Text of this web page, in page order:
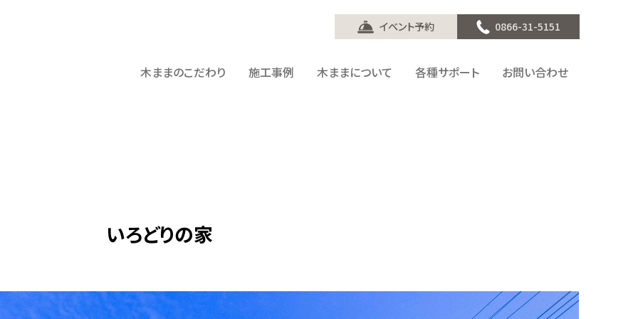
イベント予約 0866-31-5151
木ままのこだわり 施工事例 木ままについて 各種サポート お問い合わせ
いろどりの家